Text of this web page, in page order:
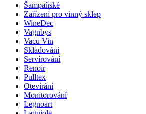
Šampaňské
Zařízení pro vinný sklep
WineDec
Vagnbys
Vacu Vin
Skladování
Servírování
Renoir
Pulltex
Otevírání
Monitorování
Legnoart